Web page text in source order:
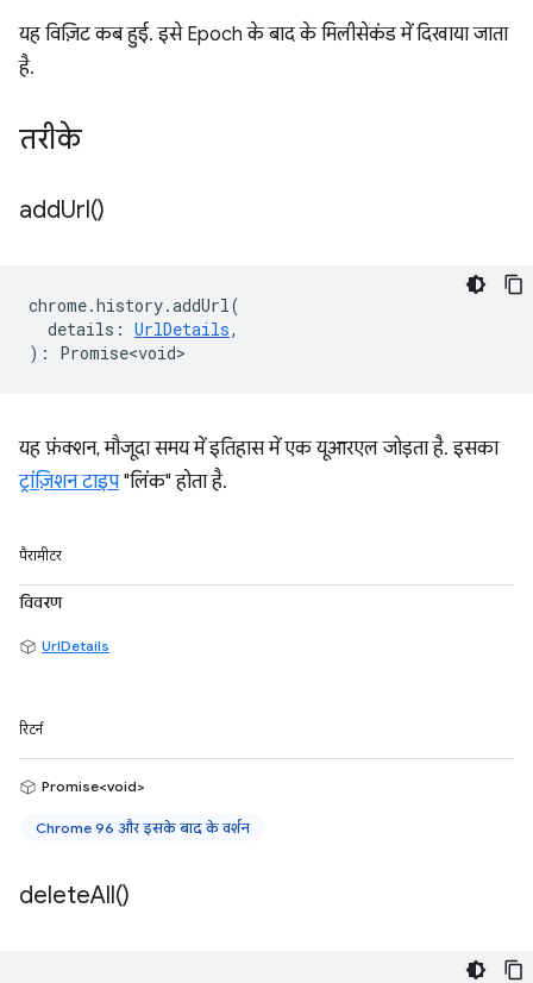
यह विज़िट कब हुई. इसे Epoch के बाद के मिलीसेकंड में दिखाया जाता
है.
तरीके
addUrl()
chrome.history.addUrl(
details : UrlDetails,
) : Promise<void>
यह फ़ंक्शन, मौजूदा समय में इतिहास में एक यूआरएल जोड़ता है. इसका
ट्रांज़िशन टाइप"लिंक" होता है.
पैरामीटर
विवरण
UrlDetails
रिटर्न
Promise<void>
Chrome 96 और इसके बाद के वर्शन
deleteAll()